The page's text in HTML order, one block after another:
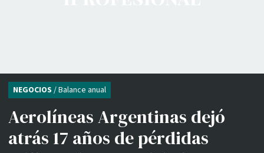
Aerolíneas Argentinas dejó
atrás 17 años de pérdidas
NEGOCIOS / Balance anual